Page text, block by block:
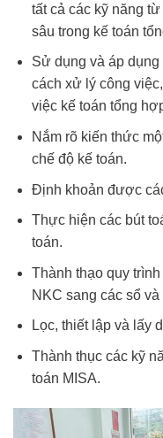
tất cả các kỹ năng
sâu trong kế toán
Sử dụng và áp
cách xử lý công
việc kế toán tổng
Nắm rõ kiến thức
chế độ kế toán.
Định khoản được
Thực hiện các bút
toán.
Thành thạo quy
NKC sang các sổ và
Lọc, thiết lập và lấy
Thành thục các kỹ
toán MISA.